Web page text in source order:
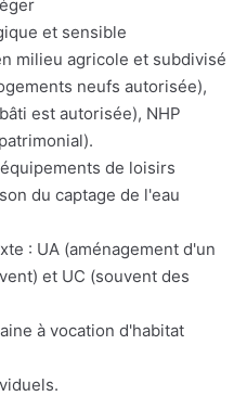
et sensible
milieu agricole et subdivisé
neufs autorisée),
est autorisée), NHP
de loisirs
du captage de l'eau
: UA (aménagement d'un
et UC (souvent des
à vocation d'habitat